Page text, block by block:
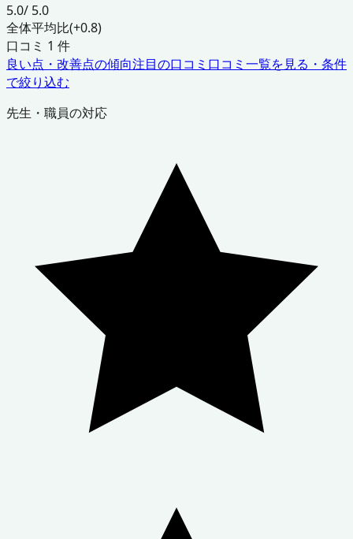
5.0/ 5.0
全体平均比(+0.8)
口コミ 1 件
良い点・改善点の傾向注目の口コミ 口コミ一覧を見る・条件
で絞り込む
先生・職員の対応